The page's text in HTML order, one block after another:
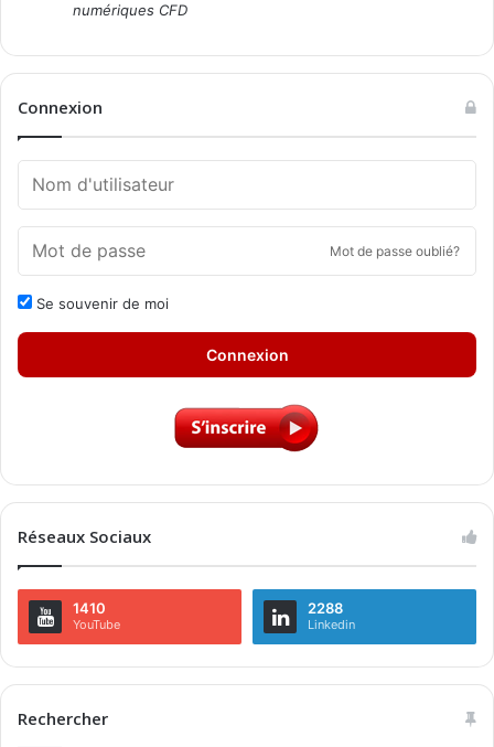
numériques CFD
Connexion
Mot de passe oublié?
Se souvenir de moi
Connexion
Réseaux Sociaux
1410
YouTube
2288
Linkedin
Rechercher